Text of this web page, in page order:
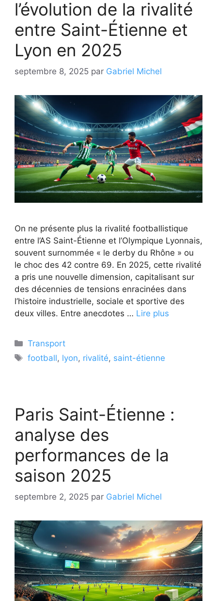
l’évolution de la rivalité
entre Saint-Étienne et
Lyon en 2025
septembre 8, 2025 par Gabriel Michel
On ne présente plus la rivalité footballistique
entre l’AS Saint-Étienne et l’Olympique Lyonnais,
souvent surnommée « le derby du Rhône » ou
le choc des 42 contre 69. En 2025, cette rivalité
a pris une nouvelle dimension, capitalisant sur
des décennies de tensions enracinées dans
l’histoire industrielle, sociale et sportive des
deux villes. Entre anecdotes … Lire plus
Catégories
Transport
Étiquettes
football, lyon, rivalité, saint-étienne
Paris Saint-Étienne :
analyse des
performances de la
saison 2025
septembre 2, 2025 par Gabriel Michel